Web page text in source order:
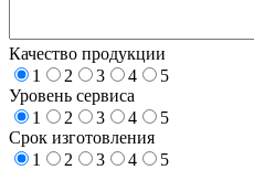
Качество продукции
1
2 3 4
5
Уровень сервиса
1
2 3 4
5
Срок изготовления
1
2 3 4
5